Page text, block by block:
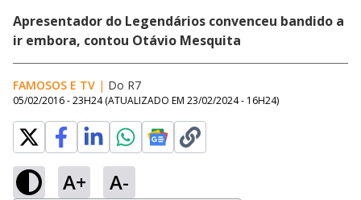
Apresentador do Legendários convenceu bandido a
ir embora, contou Otávio Mesquita
FAMOSOS E TV | Do R7
05/02/2016 - 23H24 (ATUALIZADO EM 23/02/2024 - 16H24)
A+ A-